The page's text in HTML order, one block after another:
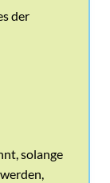
der
solange